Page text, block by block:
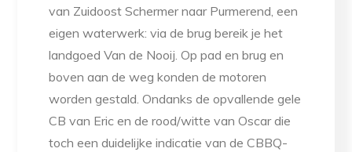
van Zuidoost Schermer naar Purmerend, een
eigen waterwerk: via de brug bereik je het
landgoed Van de Nooij. Op pad en brug en
boven aan de weg konden de motoren
worden gestald. Ondanks de opvallende gele
CB van Eric en de rood/witte van Oscar die
toch een duidelijke indicatie van de CBBQ-